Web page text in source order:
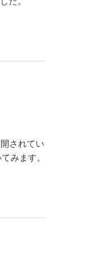
されてい
みます。